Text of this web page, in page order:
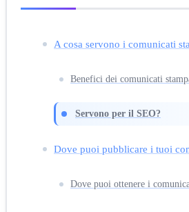
A cosa servono i comunicati
Benefici dei comunicati
Servono per il SEO?
Dove puoi pubblicare i tuoi
Dove puoi ottenere i